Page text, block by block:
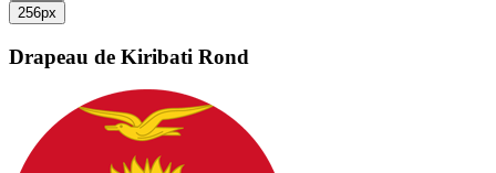
256px
Drapeau de Kiribati Rond